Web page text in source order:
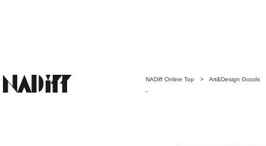
NADiff Online Top > Art&Design Goods
-